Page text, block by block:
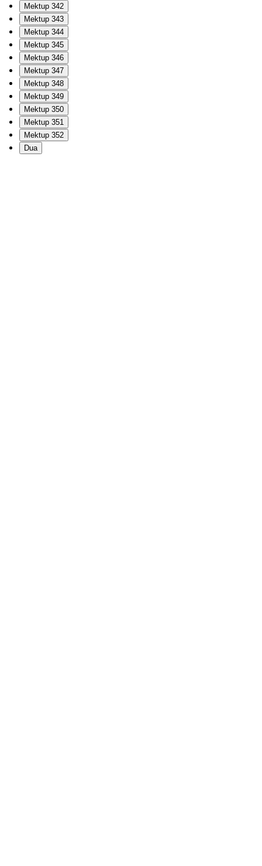
Mektup 342
Mektup 343
Mektup 344
Mektup 345
Mektup 346
Mektup 347
Mektup 348
Mektup 349
Mektup 350
Mektup 351
Mektup 352
Dua